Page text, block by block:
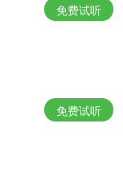
、生まれたば
あり、家族以
ます。1カ月ほ
る時期です。出
ピソードに
ようです」
免费试听
免费试听